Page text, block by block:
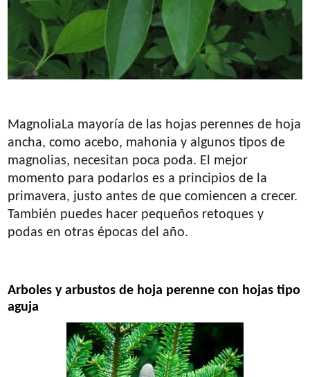
MagnoliaLa mayoría de las hojas perennes de hoja
ancha, como acebo, mahonia y algunos tipos de
magnolias, necesitan poca poda. El mejor
momento para podarlos es a principios de la
primavera, justo antes de que comiencen a crecer.
También puedes hacer pequeños retoques y
podas en otras épocas del año.
Arboles y arbustos de hoja perenne con hojas tipo
aguja